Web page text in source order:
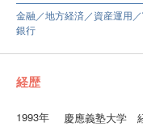
金融／地方経済／資産運用
銀行
経歴
1993年
慶應義塾大学